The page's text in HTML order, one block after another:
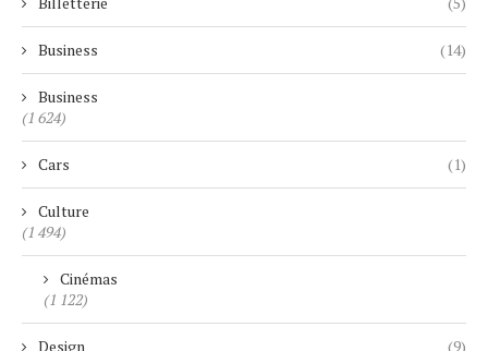
Business (14)
Business
(1 624)
Cars (1)
Culture
(1 494)
Cinémas
(1 122)
Design (9)